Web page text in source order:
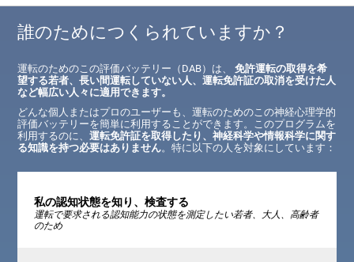
誰のためにつくられていますか？
運転のためのこの評価バッテリー（DAB）は、免許運転の取得を希
望する若者、長い間運転していない人、運転免許証の取消を受けた人
など幅広い人々に適用できます。
どんな個人またはプロのユーザーも、運転のためのこの神経心理学的
評価バッテリーを簡単に利用することができます。このプログラムを
利用するのに、運転免許証を取得したり、神経科学や情報科学に関す
る知識を持つ必要はありません。特に以下の人を対象にしています：
私の認知状態を知り、検査する
運転で要求される認知能力の状態を測定したい若者、大人、高齢者
のため